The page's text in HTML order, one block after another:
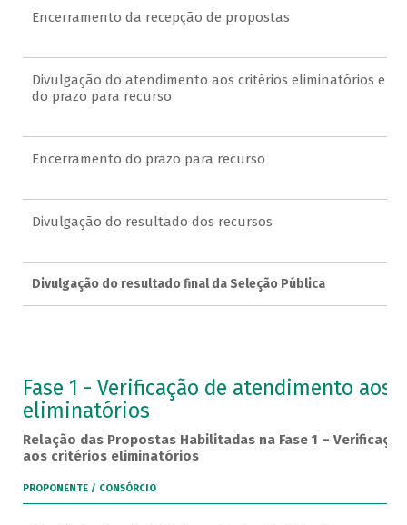
Encerramento da recepção de propostas
Divulgação do atendimento aos critérios eliminatórios e
do prazo para recurso
Encerramento do prazo para recurso
Divulgação do resultado dos recursos
Divulgação do resultado final da Seleção Pública
Fase 1 - Verificação de atendimento aos
eliminatórios
Relação das Propostas Habilitadas na Fase 1 –
aos critérios eliminatórios
PROPONENTE / CONSÓRCIO